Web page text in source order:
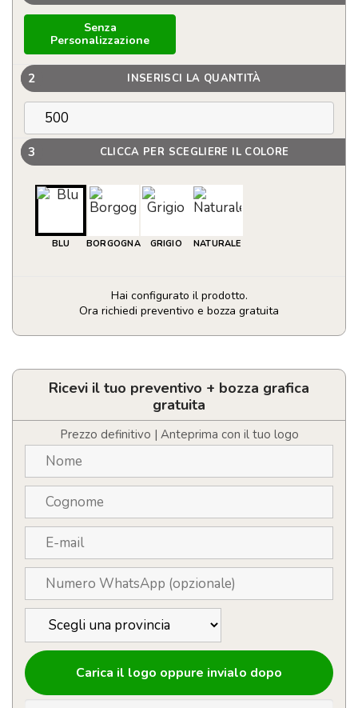
Senza
Personalizzazione
2 INSERISCI LA QUANTITÀ
3 CLICCA PER SCEGLIERE IL COLORE
BLU BORGOGNA GRIGIO NATURALE
Hai configurato il prodotto.
Ora richiedi preventivo e bozza gratuita
Coperta
flanella
quantitàRicevi il tuo preventivo + bozza grafica
gratuita
Prezzo definitivo | Anteprima con il tuo logo
Carica il logo oppure invialo dopo